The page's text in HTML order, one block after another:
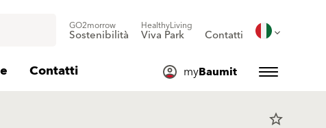
GO2morrow
Sostenibilità
HealthyLiving
Viva Park Contatti
Contatti myBaumit
star_border